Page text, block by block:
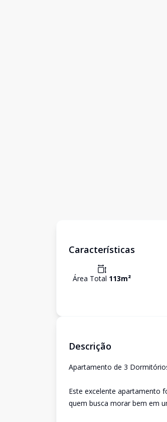
Características
Área Total 113m²
Descrição
Apartamento de 3
Este excelente apartamento
quem busca morar bem em